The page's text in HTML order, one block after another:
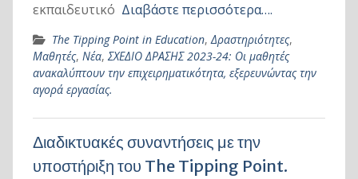
εκπαιδευτικό Διαβάστε περισσότερα….
The Tipping Point in Education,Δραστηριότητες,
Μαθητές, Νέα,ΣΧΕΔΙΟ ΔΡΑΣΗΣ 2023-24: Οι μαθητές
ανακαλύπτουν την επιχειρηματικότητα, εξερευνώντας την
αγορά εργασίας.
Διαδικτυακές συναντήσεις με την
υποστήριξη του The Tipping Point.